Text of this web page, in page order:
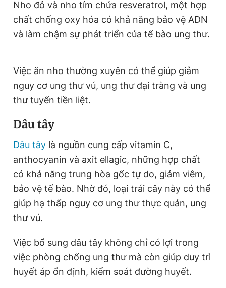
n
t
m
e
o
Nho đỏ và nho tím chứa resveratrol, một hợp
chất chống oxy hóa có khả năng bảo vệ ADN
và làm chậm sự phát triển của tế bào ung thư.
Việc ăn nho thường xuyên có thể giúp giảm
nguy cơ ung thư vú, ung thư đại tràng và ung
thư tuyến tiền liệt.
Dâu tây
Dâu tây là nguồn cung cấp vitamin C,
anthocyanin và axit ellagic, những hợp chất
có khả năng trung hòa gốc tự do, giảm viêm,
bảo vệ tế bào. Nhờ đó, loại trái cây này có thể
giúp hạ thấp nguy cơ ung thư thực quản, ung
thư vú.
Việc bổ sung dâu tây không chỉ có lợi trong
việc phòng chống ung thư mà còn giúp duy trì
huyết áp ổn định, kiểm soát đường huyết.